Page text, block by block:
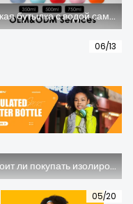
Какая бутылка с водой самая полезная?
06/13
Стоит ли покупать изолированные бутылки с водой?
05/20